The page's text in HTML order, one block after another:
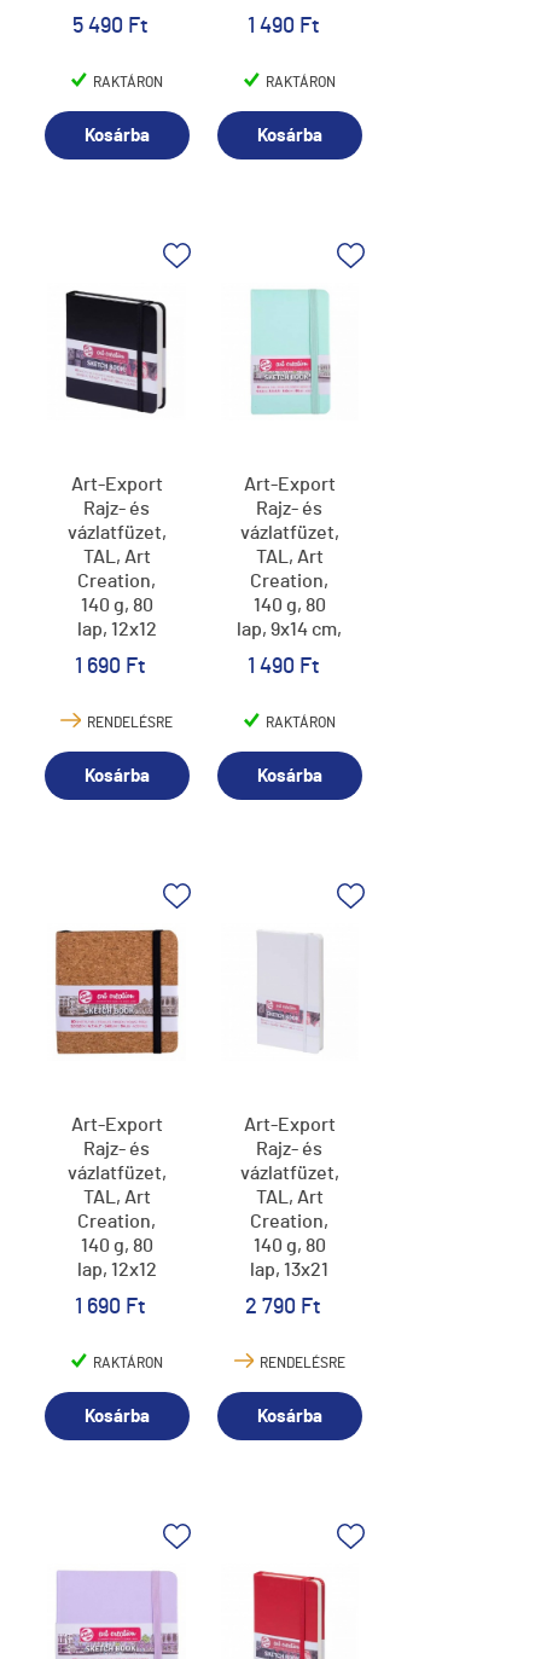
10 db
5 490 Ft
RAKTÁRON
Kosárba
black
1 490 Ft
RAKTÁRON
Kosárba
Art-Export
Rajz- és
vázlatfüzet,
TAL, Art
Creation,
140 g, 80
lap, 12x12
cm, black
1 690 Ft
RENDELÉSRE
Kosárba
Art-Export
Rajz- és
vázlatfüzet,
TAL, Art
Creation,
140 g, 80
lap, 9x14 cm,
fresh mint
1 490 Ft
RAKTÁRON
Kosárba
Art-Export
Rajz- és
vázlatfüzet,
TAL, Art
Creation,
140 g, 80
lap, 12x12
cm, cork
1 690 Ft
RAKTÁRON
Kosárba
Art-Export
Rajz- és
vázlatfüzet,
TAL, Art
Creation,
140 g, 80
lap, 13x21
cm, white
2 790 Ft
RENDELÉSRE
Kosárba